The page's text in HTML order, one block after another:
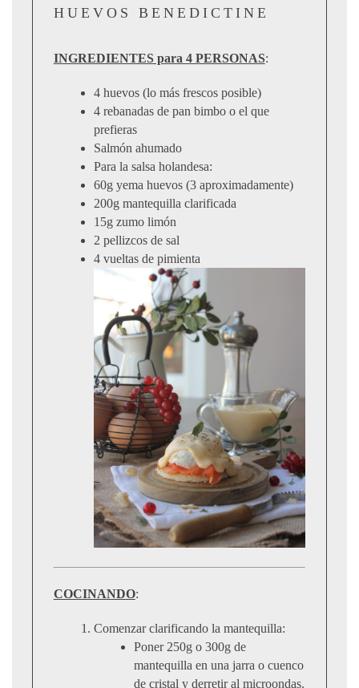
HUEVOS BENEDICTINE
INGREDIENTES para 4 PERSONAS:
4 huevos (lo más frescos posible)
4 rebanadas de pan bimbo o el que
prefieras
Salmón ahumado
Para la salsa holandesa:
60g yema huevos (3 aproximadamente)
200g mantequilla clarificada
15g zumo limón
2 pellizcos de sal
4 vueltas de pimienta
COCINANDO:
Comenzar clarificando la mantequilla:
Poner 250g o 300g de
mantequilla en una jarra o cuenco
de cristal y derretir al microondas.